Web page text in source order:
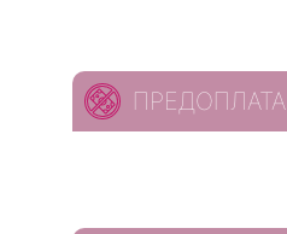
ПРЕДОПЛАТА